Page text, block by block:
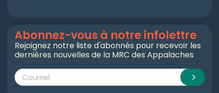
Abonnez-vous à notre infolettre
Rejoignez notre liste d'abonnés pour recevoir les
dernières nouvelles de la MRC des Appalaches